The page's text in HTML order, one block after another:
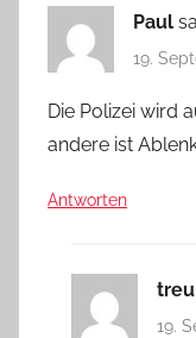
Paul
19.
Die Polizei wird
andere ist
Antworten
treu
19.